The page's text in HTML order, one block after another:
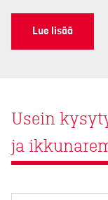
Lue lisää
Usein
ja